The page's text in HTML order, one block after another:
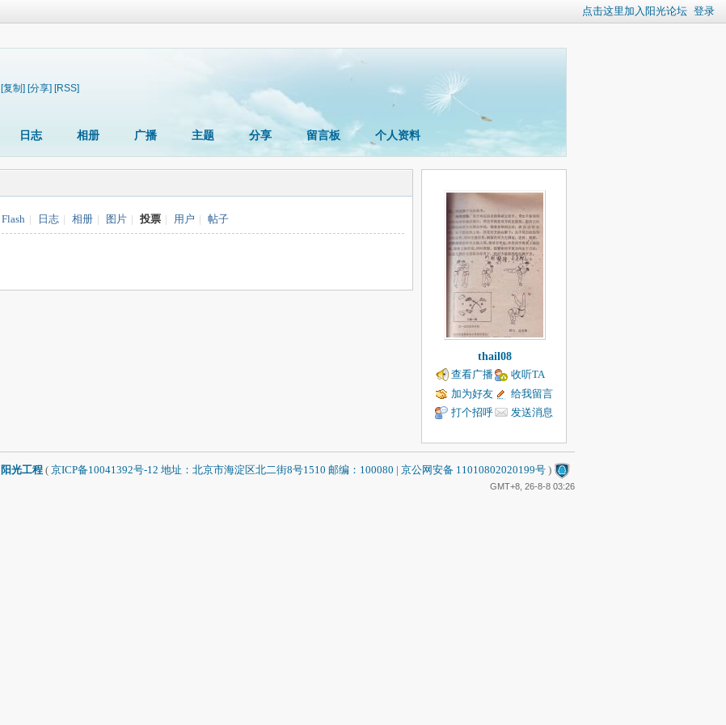
点击这里加入阳光论坛 登录
[复制] [分享] [RSS]
日志 相册 广播 主题 分享 留言板 个人资料
Flash | 日志 | 相册 | 图片 | 投票 | 用户 | 帖子
thail08
查看广播
收听TA
加为好友
给我留言
打个招呼
发送消息
阳光工程 ( 京ICP备10041392号-12 地址：北京市海淀区北二街8号1510 邮编：100080 | 京公网安备 11010802020199号 )
GMT+8, 26-8-8 03:26